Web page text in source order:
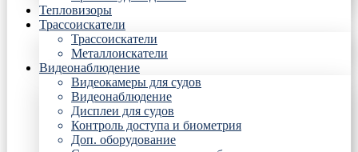
Тепловизоры
Трассоискатели
Трассоискатели
Металлоискатели
Видеонаблюдение
Видеокамеры для судов
Видеонаблюдение
Дисплеи для судов
Контроль доступа и биометрия
Доп. оборудование